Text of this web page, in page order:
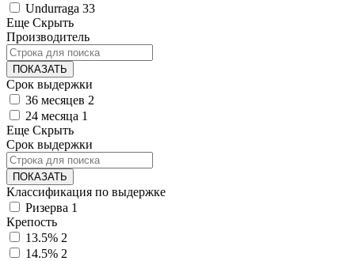
Undurraga 33
Еще Скрыть
Производитель
ПОКАЗАТЬ
Срок выдержки
36 месяцев 2
24 месяца 1
Еще Скрыть
Срок выдержки
ПОКАЗАТЬ
Классификация по выдержке
Ризерва 1
Крепость
13.5% 2
14.5% 2